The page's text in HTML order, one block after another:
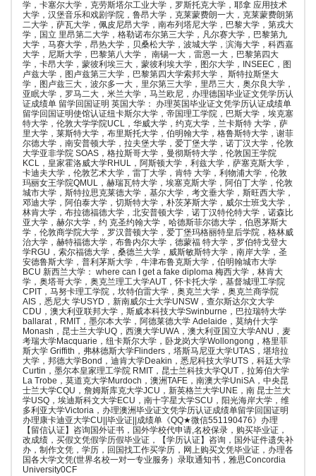
学，卡塞尔大学，克劳斯塔尔工业大学，罗斯托克大学，耶拿 应用技术
大学，汉堡音乐和戏剧学院，鲁昂大学，克莱蒙费朗一大，克莱蒙费朗第
二大学，萨瓦大学，佩皮尼昂大学，南布列塔尼大学，巴黎大学，第戎大
学，国立 里昂第二大学，格勒诺布尔第三大学，凡尔赛大学，巴黎第九
大学，马赛大学，昂热大学，贝桑松大学，波城大学，滨海大学，科西嘉
大学，尼斯大学，巴黎第八大学， 南锡一大，雷恩一大，巴黎第四大
学，卡昂大学，蒙彼利埃三大，蒙彼利埃大学，图尔大学，INSEEC，图
卢兹大学，图卢兹第三大学，巴黎第四大学索邦大学， 斯特拉斯堡大
学，图卢兹三大，波尔多一大，里尔第三大学，里昂三大，奥尔良大学，
亚眠大学，罗马二大，米兰大学，马兰欧尼，办理德国毕业证文凭学历认
证成绩单 留学回国证明 英国大学： 办理英国毕业证文凭学历认证成绩单
留学回国证明使馆认证纽卡斯尔大学，帝国理工学院，巴斯大学，埃克塞
特大学，伦敦大学学院UCL，华威大学，约克大学，兰卡斯特 大学，萨
里大学，莱斯特大学，布里斯托大学，伯明翰大学，格鲁斯特大学，谢菲
尔德大学，南安普顿大学，拉夫堡大学，爱丁堡大学，诺丁汉大学，伦敦
大学亚非学院 SOAS，格拉斯哥大学，曼彻斯特大学，伦敦国王学院
KCL，皇家霍洛威大学RHUL，阿斯顿大学，利兹大学，萨塞克斯大学，
卡迪夫大学，伦敦艺术大学，雷丁大学，肯特 大学，利物浦大学，伦敦
玛丽女王学院QMUL，赫瑞瓦特大学，埃塞克斯大学，阿伯丁大学，伦敦
城市大学，斯特拉思克莱德大学，基尔大学，考文垂大学，斯旺西大学，
邓迪大学，阿伯泰大学，切斯特大学，朴茨茅斯大学，威尔士班戈大学，
林肯大学，布拉德福德大学，北安普顿大学，诺丁汉特伦特大学，诺森比
亚大学，赫尔大学，约 克圣约翰大学，哈德斯菲尔德大学，伯恩茅斯大
学，伦敦商学院大学，罗汉普顿大学，爱丁堡玛格丽特皇后学院，格林威
治大学，赫特福德大学，布鲁内尔大学，德蒙福 特大学，罗伯特戈登大
学RGU，索尔福德大学，桑德兰大学，威斯敏斯特大学，南岸大学，圣
安德鲁斯大学，普利茅斯大学，牛津布鲁克斯大学，伯明翰城市大学
BCU 新西兰大学： where can I get a fake diploma 梅西大学，林肯大
学，奥塔哥大学，奥克兰理工大学AUT，怀卡托大学，基督城理工学院
CPIT，马努卡理工学院，坎特伯雷大学，奥克兰大学，奥克兰商学院
AIS，悉尼大 学USYD，新南威尔士大学UNSW，查尔斯达尔文大学
CDU，澳大利亚联邦大学，斯威本科技大学Swinburne，巴拉瑞特大学
ballarat，RMIT，墨尔本大学，阿德莱德大学 Adelaide，莫纳什大学
Monash，昆士兰大学UQ，西澳大学UWA，澳大利亚国立大学ANU，麦
考瑞大学Macquarie，纽卡斯尔大学，卧龙岗大学Wollongong，格里菲
斯大学 Griffith，弗林德斯大学Flinders，塔斯马尼亚大学UTAS，堪培拉
大学，邦德大学Bond，迪肯大学Deakin，悉尼科技大学UTS，科廷大学
Curtin，墨尔本皇家理工学院 RMIT，昆士兰科技大学QUT，拉筹伯大学
La Trobe，莫道克大学Murdoch，澳洲TAFE，南澳大学UniSA，中央昆
士兰大学CQU，詹姆斯库克大学JCU，新英格兰大学UNE，南 昆士兰大
学USQ，埃迪斯科文大学ECU，南十字星大学SCU，阳光海岸大学，维
多利亚大学Victoria，办理澳洲毕业证文凭学历认证成绩单留学回国证明
办理康卡迪亚大学CU||毕业证||成绩单《QQ★微信551190476》办理
【留信认证】咨询国外证书，国外学校代申请,名校保录，购买毕业证，
改成绩，买假文凭假学历假毕业证，【学历认证】咨询，国外证件遗失补
办，制作文凭，学历，回国找工作买学历，网上购买文凭毕业证，办理各
国各大学文凭(世界名校一对一专业服务）录取通知书，雅思Concordia
University0CF